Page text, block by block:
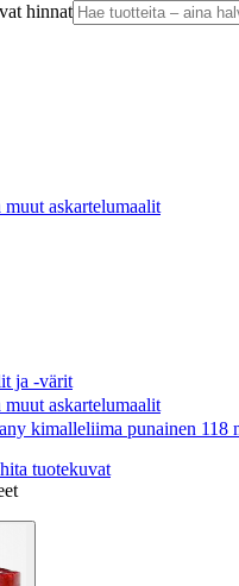
hinnat
askartelumaalit
ja -värit
askartelumaalit
kimalleliima punainen 118
tuotekuvat